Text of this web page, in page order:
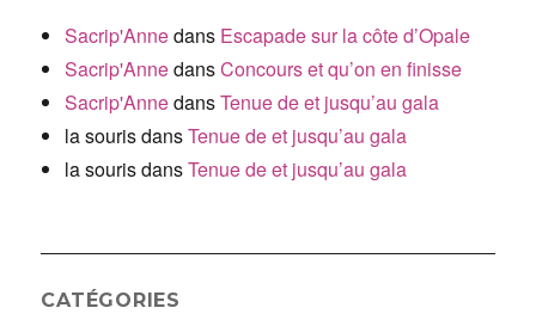
Sacrip'Annedans Escapade sur la côte d’Opale
Sacrip'AnnedansConcours et qu’on en finisse
Sacrip'AnnedansTenue de et jusqu’au gala
la sourisdansTenue de et jusqu’au gala
la sourisdansTenue de et jusqu’au gala
CATÉGORIES